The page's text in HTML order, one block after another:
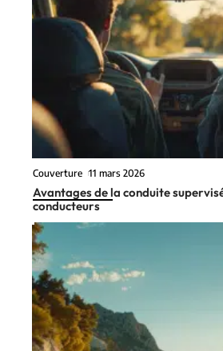
Couverture 11 mars 2026
Avantages de la conduite
conducteurs